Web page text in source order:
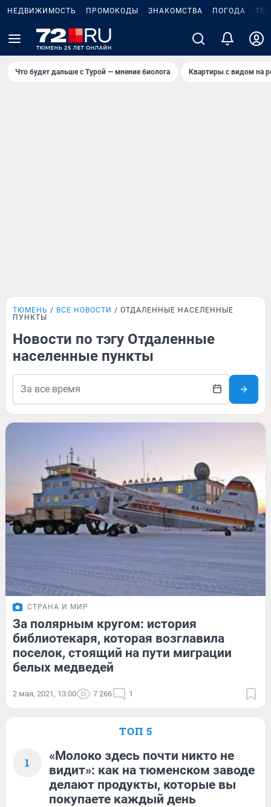
НЕДВИЖИМОСТЬ ПРОМОКОДЫ ЗНАКОМСТВА ПОГОДА
Что будет дальше с Турой — мнение биолога Квартиры с видом на
ТЮМЕНЬ ВСЕ НОВОСТИ
ОТДАЛЕННЫЕ НАСЕЛЕННЫЕ
ПУНКТЫ
Новости по тэгу Отдаленные
населенные пункты
СТРАНА И МИР
За полярным кругом: история
библиотекаря, которая возглавила
поселок, стоящий на пути миграции
белых медведей
2 мая, 2021, 13:00 7 266 1
ТОП 5
1
«Молоко здесь почти никто не
видит»: как на тюменском заводе
делают продукты, которые вы
покупаете каждый день